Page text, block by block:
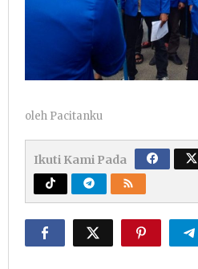
oleh Pacitanku
Ikuti Kami Pada